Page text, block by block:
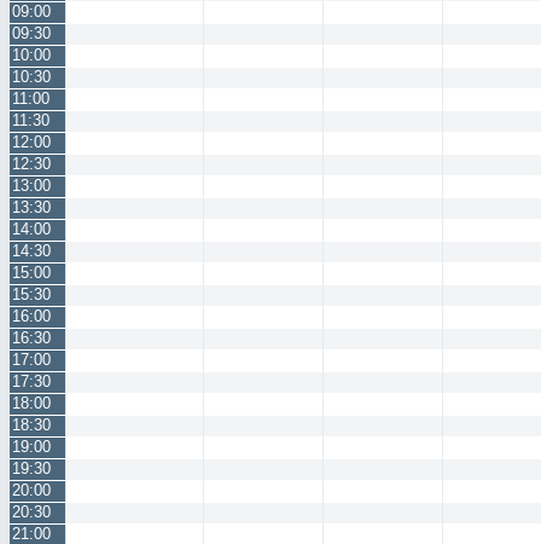
09:00
09:30
10:00
10:30
11:00
11:30
12:00
12:30
13:00
13:30
14:00
14:30
15:00
15:30
16:00
16:30
17:00
17:30
18:00
18:30
19:00
19:30
20:00
20:30
21:00